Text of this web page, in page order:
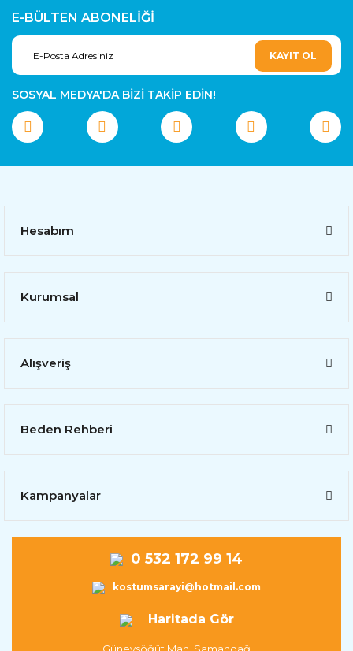
E-BÜLTEN ABONELİĞİ
KAYIT OL
SOSYAL MEDYA'DA BİZİ TAKİP EDİN!
Hesabım
Kurumsal
Alışveriş
Beden Rehberi
Kampanyalar
0 532 172 99 14
kostumsarayi@hotmail.com
Haritada Gör